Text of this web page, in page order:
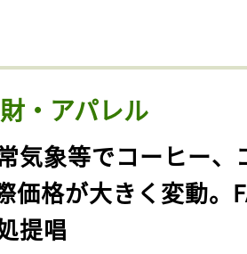
・アパレル
気象等でコーヒー、
価格が大きく変動。
提唱